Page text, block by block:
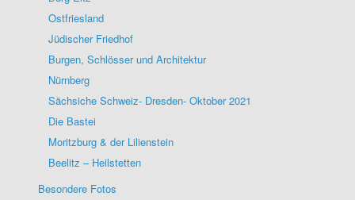
Ostfriesland
Jüdischer Friedhof
Burgen, Schlösser und Architektur
Nürnberg
Sächsiche Schweiz- Dresden- Oktober 2021
Die Bastei
Moritzburg & der Lilienstein
Beelitz – Heilstetten
Besondere Fotos